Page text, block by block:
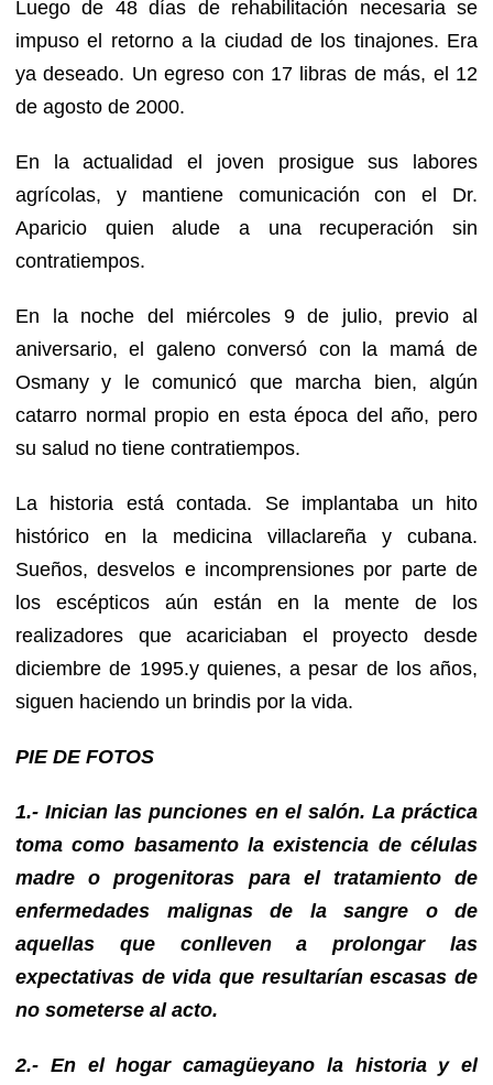
Luego de 48 días de rehabilitación necesaria se
impuso el retorno a la ciudad de los tinajones. Era
ya deseado. Un egreso con 17 libras de más, el 12
de agosto de 2000.
En la actualidad el joven prosigue sus labores
agrícolas, y mantiene comunicación con el Dr.
Aparicio quien alude a una recuperación sin
contratiempos.
En la noche del miércoles 9 de julio, previo al
aniversario, el galeno conversó con la mamá de
Osmany y le comunicó que marcha bien, algún
catarro normal propio en esta época del año, pero
su salud no tiene contratiempos.
La historia está contada. Se implantaba un hito
histórico en la medicina villaclareña y cubana.
Sueños, desvelos e incomprensiones por parte de
los escépticos aún están en la mente de los
realizadores que acariciaban el proyecto desde
diciembre de 1995.y quienes, a pesar de los años,
siguen haciendo un brindis por la vida.
PIE DE FOTOS
1.- Inician las punciones en el salón. La práctica
toma como basamento la existencia de células
madre o progenitoras para el tratamiento de
enfermedades malignas de la sangre o de
aquellas que conlleven a prolongar las
expectativas de vida que resultarían escasas de
no someterse al acto.
2.- En el hogar camagüeyano la historia y el